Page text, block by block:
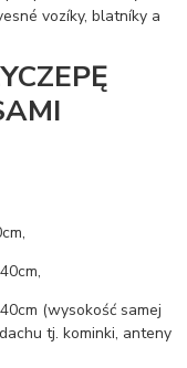
vozíky, blatníky a
(wysokość samej
tj. kominki, anteny